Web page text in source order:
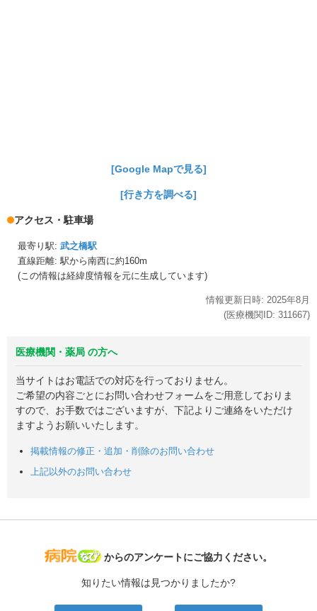
[Google Mapで見る]
[行き方を調べる]
アクセス・駐車場
最寄り駅: 武之橋駅
直線距離: 駅から南西に約160m
(この情報は経緯度情報を元に生成しています)
情報更新日時: 2025年8月
(医療機関ID: 311667)
医療機関・薬局 の方へ
当サイトはお電話での対応を行っておりません。
ご希望の内容ごとにお問い合わせフォームをご用意しておりま
すので、お手数ではございますが、下記よりご連絡をいただけ
ますようお願いいたします。
掲載情報の修正・追加・削除のお問い合わせ
上記以外のお問い合わせ
病院なび
からのアンケートにご協力ください。
知りたい情報は見つかりましたか?